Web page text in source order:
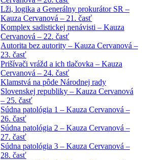
Lži, logika a Generálny prokurátor SR –
Kauza Cervanová – 21. časť
Komplex sadistickej nenávisti – Kauza
Cervanová – 22. časť
Autorita bez autority – Kauza Cervanová –
23. časť
Prišívači vrážd a ich tlačovka – Kauza
Cervanová – 24. časť
Klamstvá na pôde Národnej rady
Slovenskej republiky – Kauza Cervanová
– 25. časť
Súdna patológia 1 – Kauza Cervanová –
26. časť
Súdna patológia 2 – Kauza Cervanová –
27. časť
Súdna patológia 3 – Kauza Cervanová –
28. časť